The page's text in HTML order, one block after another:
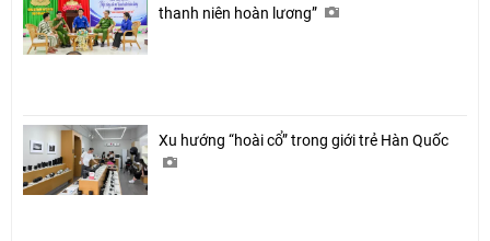
thanh niên hoàn lương”
Xu hướng “hoài cổ” trong giới trẻ Hàn Quốc